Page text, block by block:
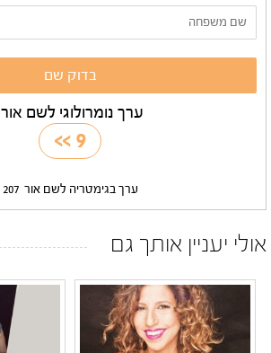
ערך נומרולוגי לשם אור
9
>>
ערך בגימטריה לשם אור 207
אולי יעניין אותך גם